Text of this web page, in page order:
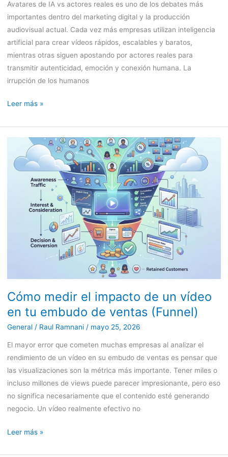
Avatares de IA vs actores reales es uno de los debates más
importantes dentro del marketing digital y la producción
audiovisual actual. Cada vez más empresas utilizan inteligencia
artificial para crear vídeos rápidos, escalables y baratos,
mientras otras siguen apostando por actores reales para
transmitir autenticidad, emoción y conexión humana. La
irrupción de los humanos
uno
Leer más »
Cómo medir el impacto de un vídeo
en tu embudo de ventas (Funnel)
General/ Raul Ramnani / mayo 25, 2026
El mayor error que cometen muchas empresas al analizar el
rendimiento de un vídeo en su embudo de ventas es pensar que
las visualizaciones son la métrica más importante. Tener miles o
incluso millones de views puede parecer impresionante, pero eso
no significa necesariamente que el contenido esté generando
negocio. Un vídeo realmente efectivo no
medir
impacto
(Funnel)
Leer más »